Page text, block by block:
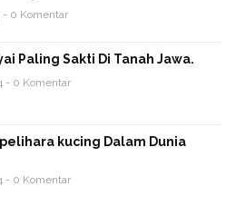
0 Komentar
Paling Sakti Di Tanah Jawa.
- 0 Komentar
kucing Dalam Dunia
- 0 Komentar